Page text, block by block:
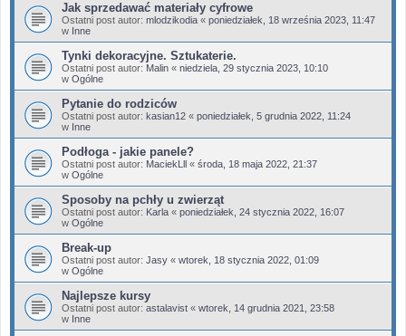
Jak sprzedawać materiały cyfrowe
Ostatni post autor: mlodzikodia « poniedziałek, 18 września 2023, 11:47
w Inne
Tynki dekoracyjne. Sztukaterie.
Ostatni post autor: Malin « niedziela, 29 stycznia 2023, 10:10
w Ogólne
Pytanie do rodziców
Ostatni post autor: kasian12 « poniedziałek, 5 grudnia 2022, 11:24
w Inne
Podłoga - jakie panele?
Ostatni post autor: MaciekLll « środa, 18 maja 2022, 21:37
w Ogólne
Sposoby na pchły u zwierząt
Ostatni post autor: Karla « poniedziałek, 24 stycznia 2022, 16:07
w Ogólne
Break-up
Ostatni post autor: Jasy « wtorek, 18 stycznia 2022, 01:09
w Ogólne
Najlepsze kursy
Ostatni post autor: astalavist « wtorek, 14 grudnia 2021, 23:58
w Inne